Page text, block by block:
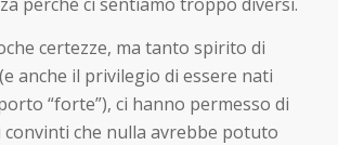
certezze, ma tanto spirito di
anche il privilegio di essere nati
“forte”), ci hanno permesso di
convinti che nulla avrebbe potuto